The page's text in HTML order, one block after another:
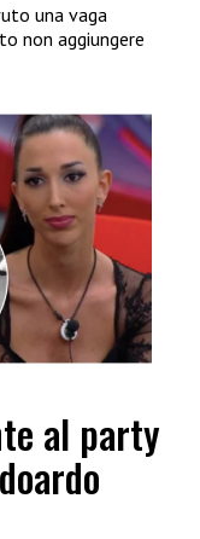
una vaga
non aggiungere
al party